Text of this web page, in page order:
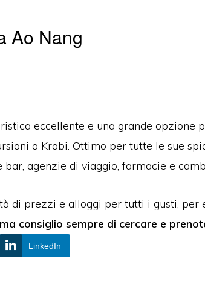
Ao Nang
eccellente e una grande opzione
a Krabi. Ottimo per tutte le sue
agenzie di viaggio, farmacie e
di prezzi e alloggi per tutti i gusti, per
ma consiglio sempre di cercare e
LinkedIn